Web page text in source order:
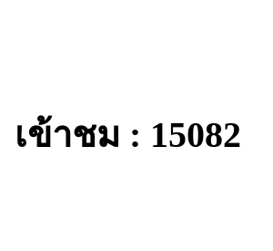
เข้าชม : 15082